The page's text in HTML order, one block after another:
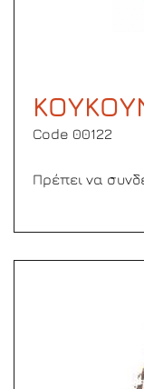
Code 00122
Πρέπει να